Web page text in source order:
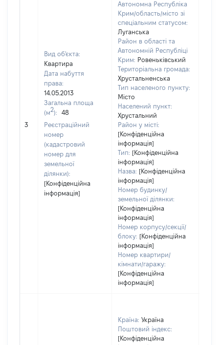
3
Вид об'єкта:
Квартира
Дата набуття
права:
14.05.2013
Загальна площа
(м2):
48
Реєстраційний
номер
(кадастровий
номер для
земельної
ділянки):
[Конфіденційна
інформація]
Автономна Республіка
Крим/область/місто зі
спеціальним статусом:
Луганська
Район в області та
Автономній Республіці
Крим: Ровеньківський
Територіальна громада:
Хрустальненська
Тип населеного пункту:
Місто
Населений пункт:
Хрустальний
Район у місті:
[Конфіденційна
інформація]
Тип: [Конфіденційна
інформація]
Назва: [Конфіденційна
інформація]
Номер будинку/
земельної ділянки:
[Конфіденційна
інформація]
Номер корпусу/секції/
блоку: [Конфіденційна
інформація]
Номер квартири/
кімнати/гаражу:
[Конфіденційна
інформація]
Країна: Україна
Поштовий індекс:
[Конфіденційна